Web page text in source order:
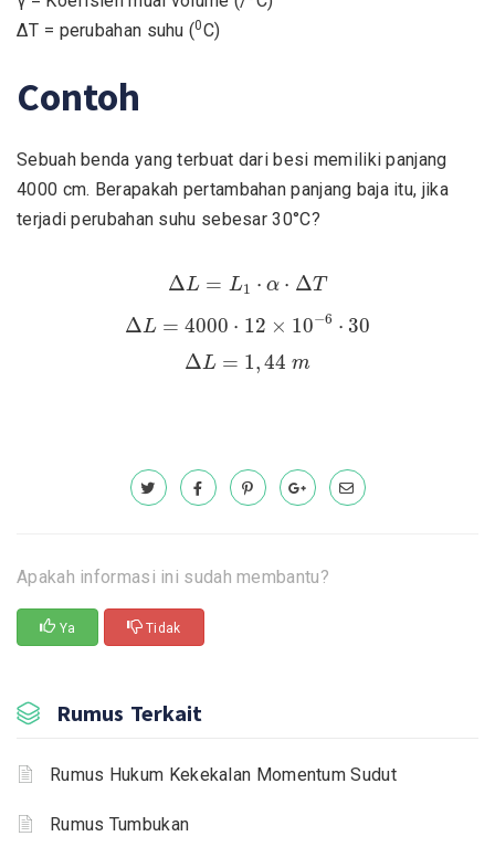
∆T = perubahan suhu (0C)
Contoh
Sebuah benda yang terbuat dari besi memiliki panjang
4000 cm. Berapakah pertambahan panjang baja itu, jika
terjadi perubahan suhu sebesar 30°C?
ΔL = L1 ⋅ α ⋅ ΔT
Δ L1 α⋅ T
ΔL = 4000 ⋅ 12 × 10−6 ⋅ 30
Δ 4000 12× 10−6⋅30
ΔL = 1,44 m
ΔL 1, 44 m
Apakah informasi ini sudah membantu?
Ya Tidak
Rumus Terkait
Rumus Hukum Kekekalan Momentum Sudut
Rumus Tumbukan